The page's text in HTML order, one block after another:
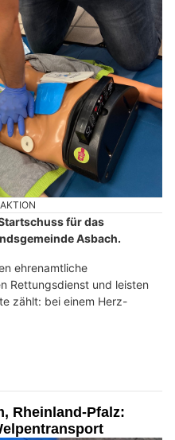
für das
Asbach.
ehrenamtliche
Rettungsdienst und leisten
zählt: bei einem Herz-
Rheinland-Pfalz: